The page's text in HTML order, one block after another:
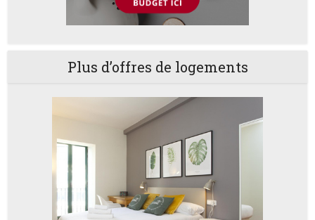
Plus d’offres de logements